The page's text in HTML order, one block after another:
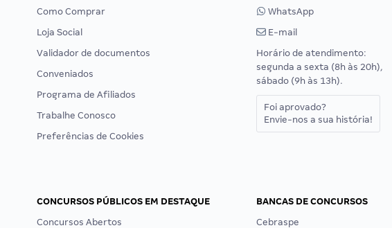
Como Comprar
Loja Social
Validador de documentos
Conveniados
Programa de Afiliados
Trabalhe Conosco
Preferências de Cookies
WhatsApp
E-mail
Horário de atendimento:
segunda a sexta (8h às 20h),
sábado (9h às 13h).
Foi aprovado?
Envie-nos a sua história!
CONCURSOS PÚBLICOS EM DESTAQUE
Concursos Abertos
BANCAS DE CONCURSOS
Cebraspe